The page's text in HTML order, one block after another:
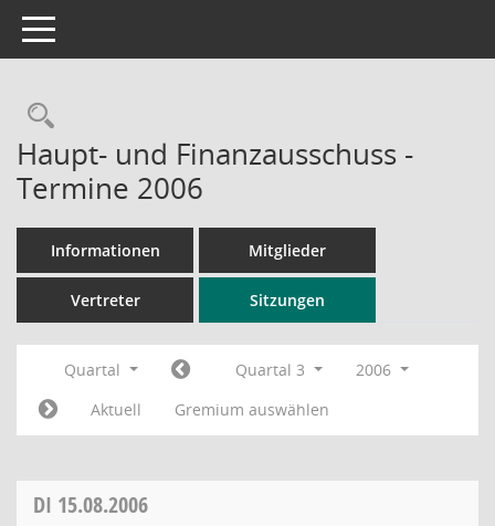
Toggle navigation
Rechercheauswahl
Haupt- und Finanzausschuss -
Termine 2006
Informationen Mitglieder
Vertreter Sitzungen
Quartal Quartal 3
2006
Aktuell
Gremium auswählen
DI 15.08.2006